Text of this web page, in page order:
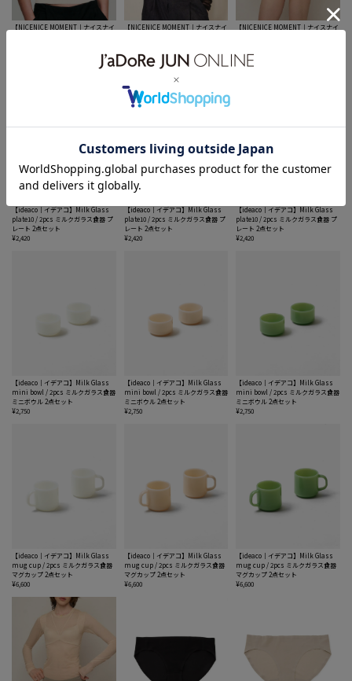
【NICENICE MOMENT｜ナイスナイ
【NICENICE MOMENT｜ナイスナイ
ップ
¥13,200
【NICENICE MOMENT｜ナイスナイ
ップ
¥13,200
【ideaco｜イデアコ】Milk Glass
plate10 / 2pcs ミルクガラス食器 プ
レート 2点セット
¥2,420
【ideaco｜イデアコ】Milk Glass
plate10 / 2pcs ミルクガラス食器 プ
レート 2点セット
¥2,420
【ideaco｜イデアコ】Milk Glass
plate10 / 2pcs ミルクガラス食器 プ
レート 2点セット
¥2,420
【ideaco｜イデアコ】Milk Glass
mini bowl / 2pcs ミルクガラス食器
ミニボウル 2点セット
¥2,750
【ideaco｜イデアコ】Milk Glass
mini bowl / 2pcs ミルクガラス食器
ミニボウル 2点セット
¥2,750
【ideaco｜イデアコ】Milk Glass
mini bowl / 2pcs ミルクガラス食器
ミニボウル 2点セット
¥2,750
【ideaco｜イデアコ】Milk Glass
mug cup / 2pcs ミルクガラス食器
マグカップ 2点セット
¥6,600
【ideaco｜イデアコ】Milk Glass
mug cup / 2pcs ミルクガラス食器
マグカップ 2点セット
¥6,600
【ideaco｜イデアコ】Milk Glass
mug cup / 2pcs ミルクガラス食器
マグカップ 2点セット
¥6,600